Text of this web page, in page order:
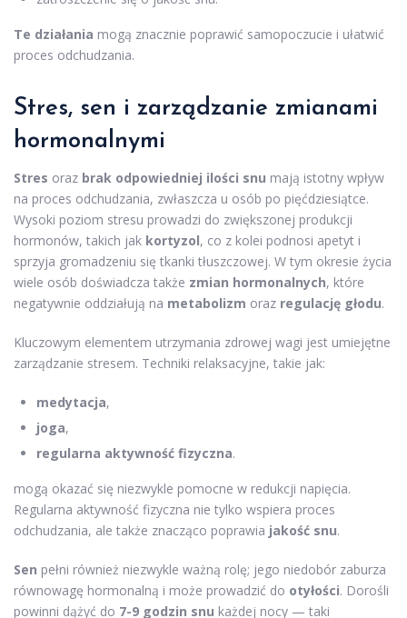
Te działania mogą znacznie poprawić samopoczucie i ułatwić
proces odchudzania.
Stres, sen i zarządzanie zmianami
hormonalnymi
Stres oraz brak odpowiedniej ilości snu mają istotny wpływ
na proces odchudzania, zwłaszcza u osób po pięćdziesiątce.
Wysoki poziom stresu prowadzi do zwiększonej produkcji
hormonów, takich jak kortyzol, co z kolei podnosi apetyt i
sprzyja gromadzeniu się tkanki tłuszczowej. W tym okresie życia
wiele osób doświadcza także zmian hormonalnych, które
negatywnie oddziałują na metabolizm oraz regulację głodu.
Kluczowym elementem utrzymania zdrowej wagi jest umiejętne
zarządzanie stresem. Techniki relaksacyjne, takie jak:
medytacja,
joga,
regularna aktywność fizyczna.
mogą okazać się niezwykle pomocne w redukcji napięcia.
Regularna aktywność fizyczna nie tylko wspiera proces
odchudzania, ale także znacząco poprawia jakość snu.
Sen pełni również niezwykle ważną rolę; jego niedobór zaburza
równowagę hormonalną i może prowadzić do otyłości. Dorośli
powinni dążyć do 7-9 godzin snu każdej nocy — taki